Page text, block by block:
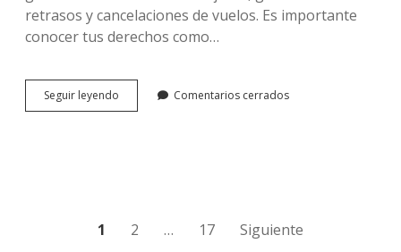
retrasos y cancelaciones de vuelos. Es importante
conocer tus derechos como…
Seguir leyendo Retrasos
por
Comentarios cerrados
Paginación
1 2 … 17 Siguiente